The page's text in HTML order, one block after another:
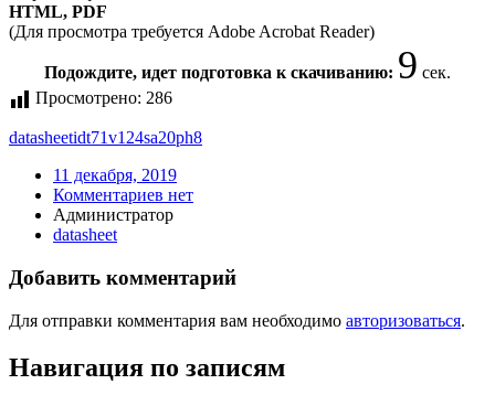
HTML, PDF
(Для просмотра требуется Adobe Acrobat Reader)
Подождите, идет подготовка к скачиванию: 9 сек.
Просмотрено: 286
datasheetidt71v124sa20ph8
11 декабря, 2019
Комментариев нет
Администратор
datasheet
Добавить комментарий
Для отправки комментария вам необходимо авторизоваться.
Навигация по записям